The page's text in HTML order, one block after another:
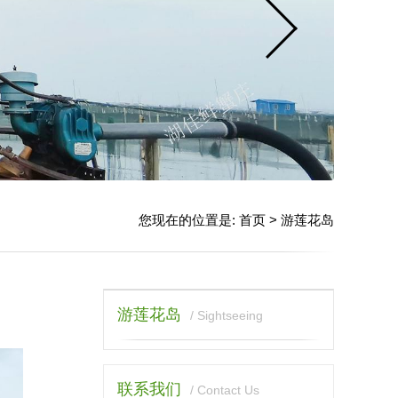
您现在的位置是: 首页 > 游莲花岛
游莲花岛 / Sightseeing
联系我们 / Contact Us